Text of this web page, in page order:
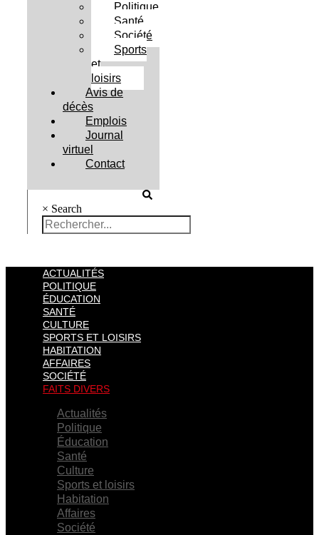
Politique
Santé
Société
Sports
et
loisirs
Avis de
décès
Emplois
Journal
virtuel
Contact
× Search
ACTUALITÉS
POLITIQUE
ÉDUCATION
SANTÉ
CULTURE
SPORTS ET LOISIRS
HABITATION
AFFAIRES
SOCIÉTÉ
FAITS DIVERS
Actualités
Politique
Éducation
Santé
Culture
Sports et loisirs
Habitation
Affaires
Société